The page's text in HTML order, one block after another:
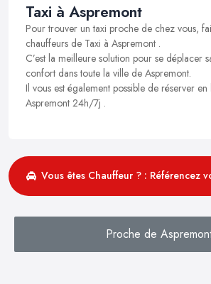
Taxi à Aspremont
Pour trouver un taxi proche de chez vous,
chauffeurs de Taxi à Aspremont .
C’est la meilleure solution pour se déplacer
confort dans toute la ville de Aspremont.
Il vous est également possible de réserver
Aspremont 24h/7j .
Vous êtes Chauffeur ? : Référencez
Proche de